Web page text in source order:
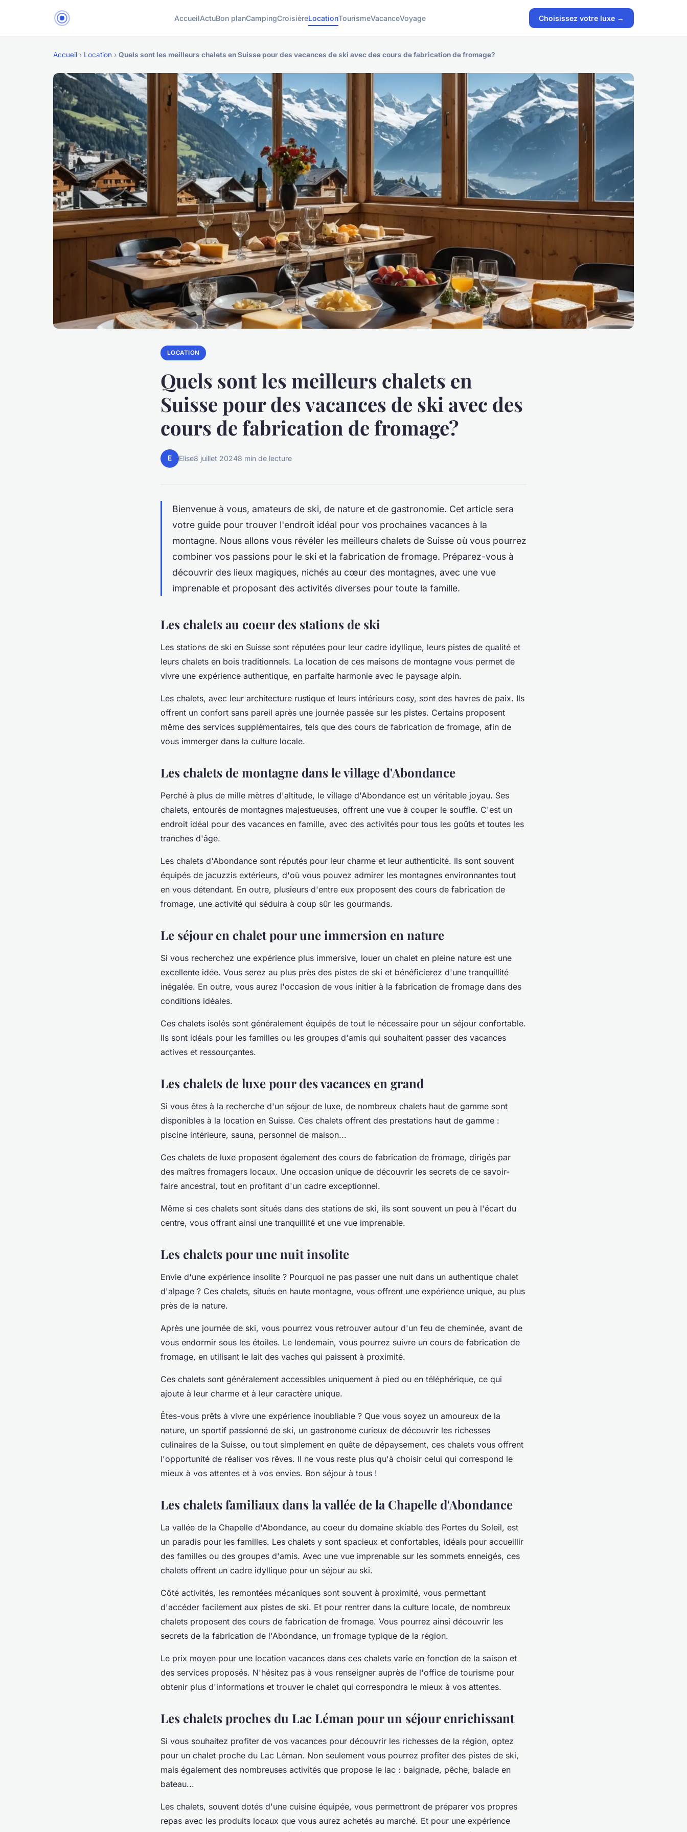
AccueilActuBon planCampingCroisièreLocationTourismeVacanceVoyage Choisissez votre luxe →
Accueil › Location › Quels sont les meilleurs chalets en Suisse pour des vacances de ski avec des cours de fabrication de fromage?
LOCATION
Quels sont les meilleurs chalets en
Suisse pour des vacances de ski avec des
cours de fabrication de fromage?
E Elise8 juillet 20248 min de lecture
Bienvenue à vous, amateurs de ski, de nature et de gastronomie. Cet article sera
votre guide pour trouver l'endroit idéal pour vos prochaines vacances à la
montagne. Nous allons vous révéler les meilleurs chalets de Suisse où vous pourrez
combiner vos passions pour le ski et la fabrication de fromage. Préparez-vous à
découvrir des lieux magiques, nichés au cœur des montagnes, avec une vue
imprenable et proposant des activités diverses pour toute la famille.
Les chalets au coeur des stations de ski
Les stations de ski en Suisse sont réputées pour leur cadre idyllique, leurs pistes de qualité et
leurs chalets en bois traditionnels. La location de ces maisons de montagne vous permet de
vivre une expérience authentique, en parfaite harmonie avec le paysage alpin.
Les chalets, avec leur architecture rustique et leurs intérieurs cosy, sont des havres de paix. Ils
offrent un confort sans pareil après une journée passée sur les pistes. Certains proposent
même des services supplémentaires, tels que des cours de fabrication de fromage, afin de
vous immerger dans la culture locale.
Les chalets de montagne dans le village d'Abondance
Perché à plus de mille mètres d'altitude, le village d'Abondance est un véritable joyau. Ses
chalets, entourés de montagnes majestueuses, offrent une vue à couper le souffle. C'est un
endroit idéal pour des vacances en famille, avec des activités pour tous les goûts et toutes les
tranches d'âge.
Les chalets d'Abondance sont réputés pour leur charme et leur authenticité. Ils sont souvent
équipés de jacuzzis extérieurs, d'où vous pouvez admirer les montagnes environnantes tout
en vous détendant. En outre, plusieurs d'entre eux proposent des cours de fabrication de
fromage, une activité qui séduira à coup sûr les gourmands.
Le séjour en chalet pour une immersion en nature
Si vous recherchez une expérience plus immersive, louer un chalet en pleine nature est une
excellente idée. Vous serez au plus près des pistes de ski et bénéficierez d'une tranquillité
inégalée. En outre, vous aurez l'occasion de vous initier à la fabrication de fromage dans des
conditions idéales.
Ces chalets isolés sont généralement équipés de tout le nécessaire pour un séjour confortable.
Ils sont idéals pour les familles ou les groupes d'amis qui souhaitent passer des vacances
actives et ressourçantes.
Les chalets de luxe pour des vacances en grand
Si vous êtes à la recherche d'un séjour de luxe, de nombreux chalets haut de gamme sont
disponibles à la location en Suisse. Ces chalets offrent des prestations haut de gamme :
piscine intérieure, sauna, personnel de maison...
Ces chalets de luxe proposent également des cours de fabrication de fromage, dirigés par
des maîtres fromagers locaux. Une occasion unique de découvrir les secrets de ce savoir-
faire ancestral, tout en profitant d'un cadre exceptionnel.
Même si ces chalets sont situés dans des stations de ski, ils sont souvent un peu à l'écart du
centre, vous offrant ainsi une tranquillité et une vue imprenable.
Les chalets pour une nuit insolite
Envie d'une expérience insolite ? Pourquoi ne pas passer une nuit dans un authentique chalet
d'alpage ? Ces chalets, situés en haute montagne, vous offrent une expérience unique, au plus
près de la nature.
Après une journée de ski, vous pourrez vous retrouver autour d'un feu de cheminée, avant de
vous endormir sous les étoiles. Le lendemain, vous pourrez suivre un cours de fabrication de
fromage, en utilisant le lait des vaches qui paissent à proximité.
Ces chalets sont généralement accessibles uniquement à pied ou en téléphérique, ce qui
ajoute à leur charme et à leur caractère unique.
Êtes-vous prêts à vivre une expérience inoubliable ? Que vous soyez un amoureux de la
nature, un sportif passionné de ski, un gastronome curieux de découvrir les richesses
culinaires de la Suisse, ou tout simplement en quête de dépaysement, ces chalets vous offrent
l'opportunité de réaliser vos rêves. Il ne vous reste plus qu'à choisir celui qui correspond le
mieux à vos attentes et à vos envies. Bon séjour à tous !
Les chalets familiaux dans la vallée de la Chapelle d'Abondance
La vallée de la Chapelle d'Abondance, au coeur du domaine skiable des Portes du Soleil, est
un paradis pour les familles. Les chalets y sont spacieux et confortables, idéals pour accueillir
des familles ou des groupes d'amis. Avec une vue imprenable sur les sommets enneigés, ces
chalets offrent un cadre idyllique pour un séjour au ski.
Côté activités, les remontées mécaniques sont souvent à proximité, vous permettant
d'accéder facilement aux pistes de ski. Et pour rentrer dans la culture locale, de nombreux
chalets proposent des cours de fabrication de fromage. Vous pourrez ainsi découvrir les
secrets de la fabrication de l'Abondance, un fromage typique de la région.
Le prix moyen pour une location vacances dans ces chalets varie en fonction de la saison et
des services proposés. N'hésitez pas à vous renseigner auprès de l'office de tourisme pour
obtenir plus d'informations et trouver le chalet qui correspondra le mieux à vos attentes.
Les chalets proches du Lac Léman pour un séjour enrichissant
Si vous souhaitez profiter de vos vacances pour découvrir les richesses de la région, optez
pour un chalet proche du Lac Léman. Non seulement vous pourrez profiter des pistes de ski,
mais également des nombreuses activités que propose le lac : baignade, pêche, balade en
bateau...
Les chalets, souvent dotés d'une cuisine équipée, vous permettront de préparer vos propres
repas avec les produits locaux que vous aurez achetés au marché. Et pour une expérience